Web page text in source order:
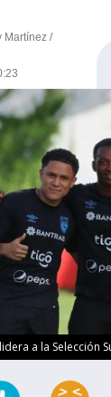
Martínez /
a la Selección